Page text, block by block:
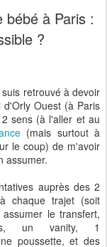
bébé à Paris :
?
retrouvé à devoir
Ouest (à Paris
sens (à l'aller et au
(mais surtout à
le coup) de m'avoir
assumer.
auprès des 2
chaque trajet (soit
le transfert,
un vanity, 1
poussette, et des